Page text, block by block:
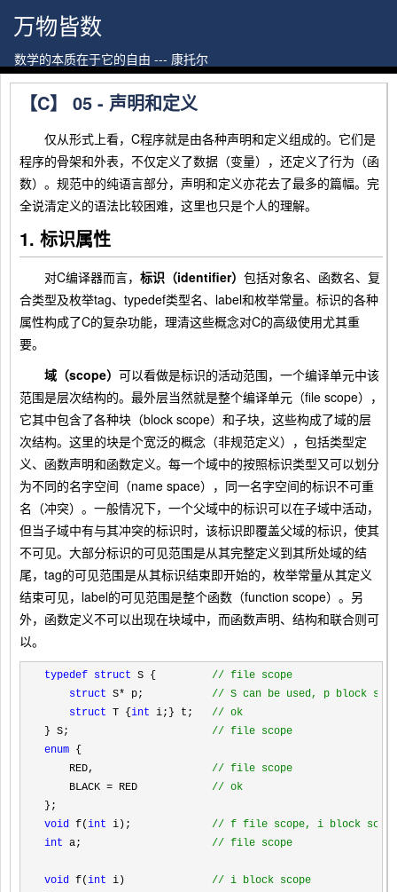
万物皆数
数学的本质在于它的自由 --- 康托尔
【C】 05 - 声明和定义
仅从形式上看，C程序就是由各种声明和定义组成的。它们是
程序的骨架和外表，不仅定义了数据（变量），还定义了行为（函
数）。规范中的纯语言部分，声明和定义亦花去了最多的篇幅。完
全说清定义的语法比较困难，这里也只是个人的理解。
1. 标识属性
对C编译器而言， 标识（identifier） 包括对象名、函数名、复
合类型及枚举tag、typedef类型名、label和枚举常量。标识的各种
属性构成了C的复杂功能，理清这些概念对C的高级使用尤其重
要。
域（scope） 可以看做是标识的活动范围，一个编译单元中该
范围是层次结构的。最外层当然就是整个编译单元（file scope），
它其中包含了各种块（block scope）和子块，这些构成了域的层
次结构。这里的块是个宽泛的概念（非规范定义），包括类型定
义、函数声明和函数定义。每一个域中的按照标识类型又可以划分
为不同的名字空间（name space），同一名字空间的标识不可重
名（冲突）。一般情况下，一个父域中的标识可以在子域中活动，
但当子域中有与其冲突的标识时，该标识即覆盖父域的标识，使其
不可见。大部分标识的可见范围是从其完整定义到其所处域的结
尾，tag的可见范围是从其标识结束即开始的，枚举常量从其定义
结束可见，label的可见范围是整个函数（function scope）。另
外，函数定义不可以出现在块域中，而函数声明、结构和联合则可
以。
typedef struct S { // file scope
struct S* p; // S can be used, p block
struct T { int i;} t; // ok
} S; // file scope
enum {
    RED,
// file scope
    BLACK = RED
// ok
void f(int i); // f file scope, i block scope
int a; // file scope
void f(int i) // i block scope